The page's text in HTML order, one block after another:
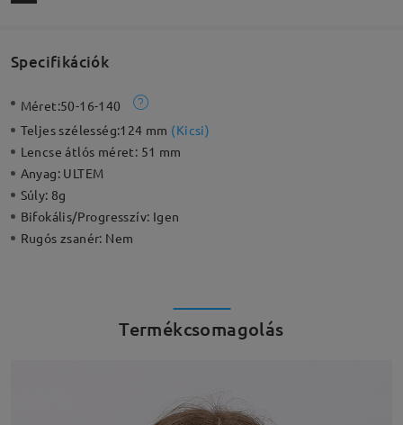
Specifikációk
Méret:50-16-140
Teljes szélesség:124 mm (Kicsi)
Lencse átlós méret: 51 mm
Anyag: ULTEM
Súly: 8g
Bifokális/Progresszív: Igen
Rugós zsanér: Nem
Termékcsomagolás